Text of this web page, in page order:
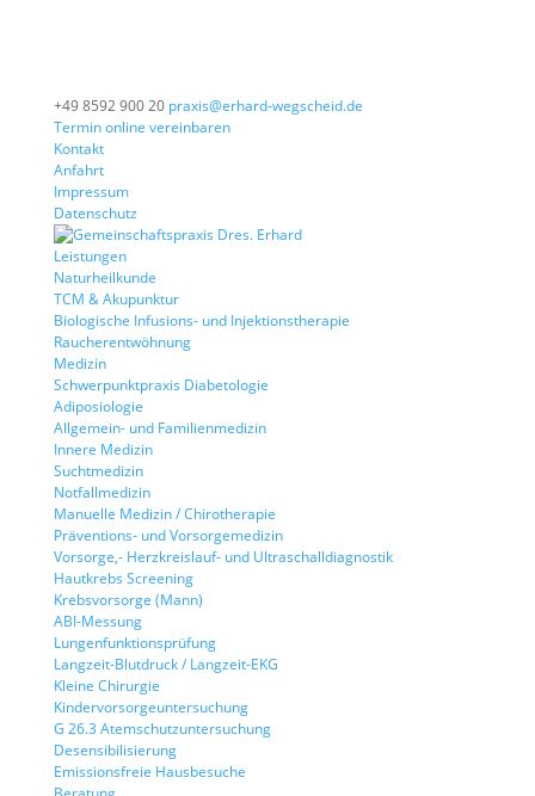
+49 8592 900 20 praxis@erhard-wegscheid.de
Termin online vereinbaren
Kontakt
Anfahrt
Impressum
Datenschutz
Leistungen
Naturheilkunde
TCM & Akupunktur
Biologische Infusions- und Injektionstherapie
Raucherentwöhnung
Medizin
Schwerpunktpraxis Diabetologie
Adiposiologie
Allgemein- und Familienmedizin
Innere Medizin
Suchtmedizin
Notfallmedizin
Manuelle Medizin / Chirotherapie
Präventions- und Vorsorgemedizin
Vorsorge,- Herzkreislauf- und Ultraschalldiagnostik
Hautkrebs Screening
Krebsvorsorge (Mann)
ABI-Messung
Lungenfunktionsprüfung
Langzeit-Blutdruck / Langzeit-EKG
Kleine Chirurgie
Kindervorsorgeuntersuchung
G 26.3 Atemschutzuntersuchung
Desensibilisierung
Emissionsfreie Hausbesuche